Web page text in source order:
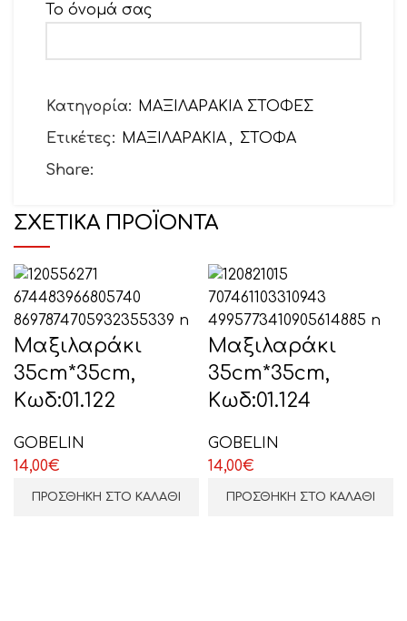
Το όνομά σας
Θέμα
Το μήνυμά σας (προαιρετικό)
Κατηγορία: ΜΑΞΙΛΑΡΑΚΙΑ ΣΤΟΦΕΣ
Ετικέτες: ΜΑΞΙΛΑΡΑΚΙΑ , ΣΤΟΦΑ
Share:
ΣΧΕΤΙΚΆ ΠΡΟΪΌΝΤΑ
Μαξιλαράκι
35cm*35cm,
Κωδ:01.122
GOBELIN
14,00€
ΠΡΟΣΘΉΚΗ ΣΤΟ ΚΑΛΆΘΙ
Μαξιλαράκι
35cm*35cm,
Κωδ:01.124
GOBELIN
14,00€
ΠΡΟΣΘΉΚΗ ΣΤΟ ΚΑΛΆΘΙ